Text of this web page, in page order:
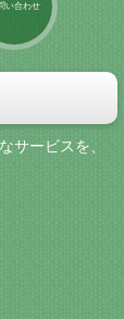
い合わせ
サービスを、